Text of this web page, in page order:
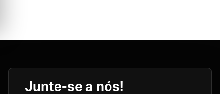
Junte-se a nós!